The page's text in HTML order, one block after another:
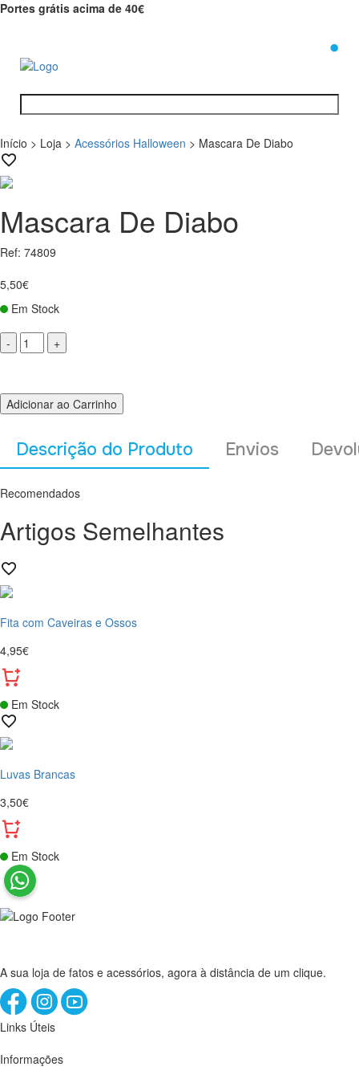
Portes grátis acima de 40€
Início > Loja > Acessórios Halloween > Mascara De Diabo
Mascara De Diabo
Ref: 74809
5,50€
Em Stock
Adicionar ao Carrinho
Descrição do Produto Envios
Recomendados
Artigos Semelhantes
Fita com Caveiras e Ossos
4,95€
Em Stock
Luvas Brancas
3,50€
Em Stock
A sua loja de fatos e acessórios, agora à distância de um clique.
Links Úteis
Informações